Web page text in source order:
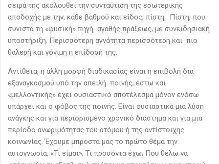
σειρά της ακολουθεί την συνταύτιση της εσωτερικής
αποδοχής με την, κάθε βαθμού και είδος, πίστη. Πίστη, που
συνιστά τη «φυσική» πηγή αγαθής πράξεως, με συνειδησιακή
υποστήριξη. Περισσότερη αγνότητα περισσότερη και πιο
θαλερή και γόνιμη η επίδοσή της.
Αντίθετα, η άλλη μορφή διαδικασίας είναι η επιβολή δια
εξαναγκασμού υπό την απειλή ποινής, έστω και
«μελλοντικής» έχει ουσιαστικό αποτέλεσμα μόνον ενόσω
υπάρχει και ο φόβος της ποινής. Είναι ουσιαστικά μια λύση
ανάγκης και για περιορισμένο χρονικό διάστημα και για μια
περίοδο ανωριμότητας του ατόμου ή της αντίστοιχης
κοινωνίας. Έχουμε μπροστά μας το πρώτο θέμα την
αυτογνωσία. «Τι είμαι»; Τι προσόντα έχω; Που θέλω να